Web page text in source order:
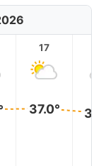
17
37.0°